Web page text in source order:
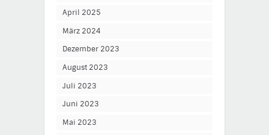
April 2025
März 2024
Dezember 2023
August 2023
Juli 2023
Juni 2023
Mai 2023